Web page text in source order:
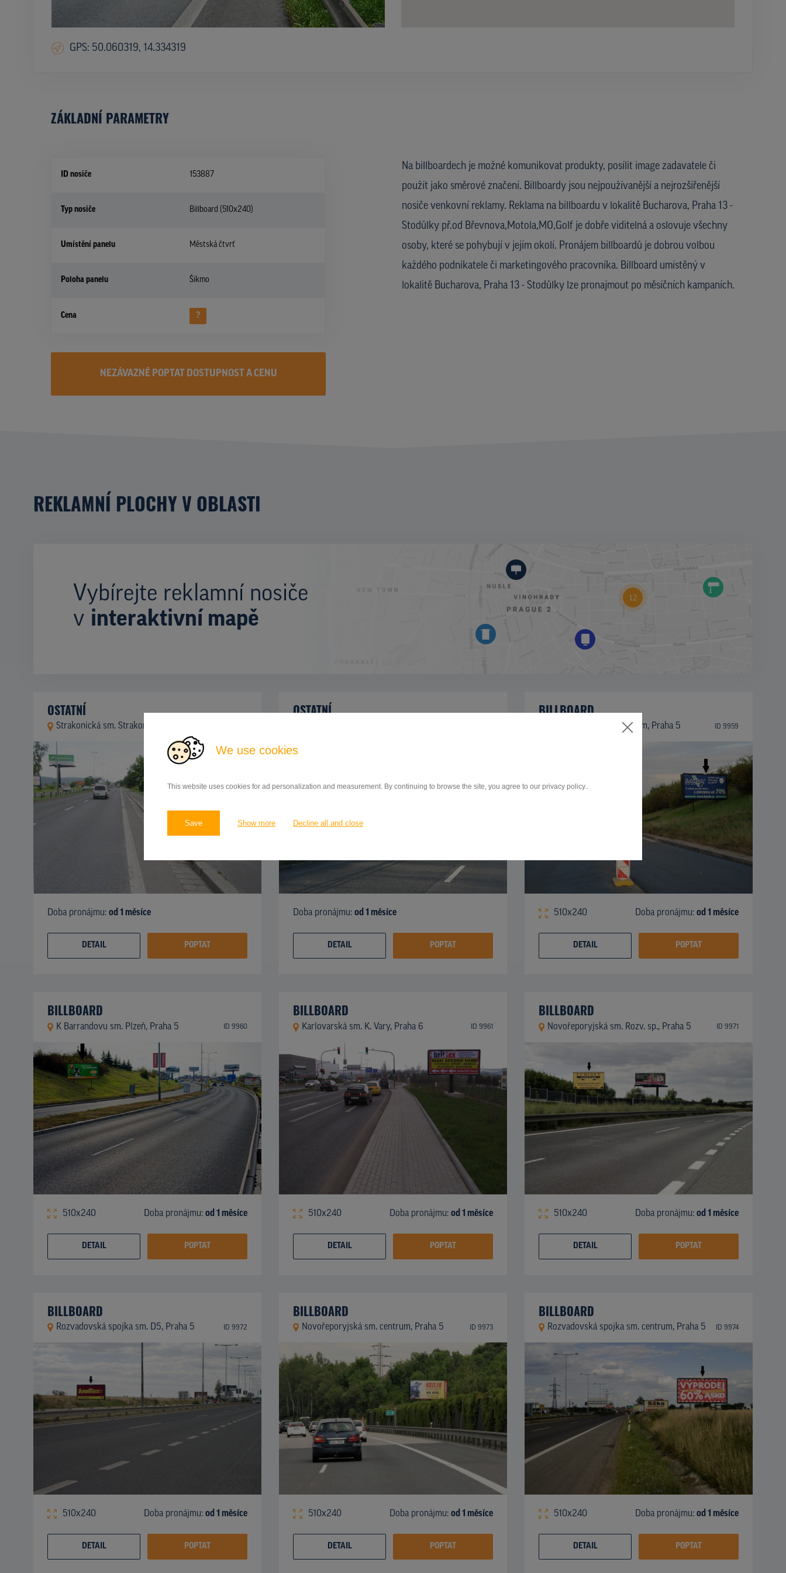
We use cookies
This website uses cookies for ad personalization and measurement. By continuing to browse the site, you agree to our privacy policy..
Save Show more Decline all and close
GPS: 50.060319, 14.334319
ZÁKLADNÍ PARAMETRY
ID nosiče 153887
Typ nosiče Billboard (510x240)
Umístění panelu Městská čtvrť
Poloha panelu Šikmo
Cena ?
Na billboardech je možné komunikovat produkty, posílit image zadavatele či
použít jako směrové značení. Billboardy jsou nejpoužívanější a nejrozšířenější
nosiče venkovní reklamy. Reklama na billboardu v lokalitě Bucharova, Praha 13 -
Stodůlky př.od Břevnova,Motola,MO,Golf je dobře viditelná a oslovuje všechny
osoby, které se pohybují v jejím okolí. Pronájem billboardů je dobrou volbou
každého podnikatele či marketingového pracovníka. Billboard umístěný v
lokalitě Bucharova, Praha 13 - Stodůlky lze pronajmout po měsíčních kampaních.
NEZÁVAZNĚ POPTAT DOSTUPNOST A CENU
REKLAMNÍ PLOCHY V OBLASTI
Vybírejte reklamní nosiče
v interaktivní mapě
OSTATNÍ
Strakonická sm. Strakonice, Praha 5
Doba pronájmu: od 1 měsíce
DETAIL POPTAT
OSTATNÍ
Doba pronájmu: od 1 měsíce
DETAIL POPTAT
BILLBOARD
K Barrandovu sm. centrum, Praha 5 ID 9959
510x240 Doba pronájmu: od 1 měsíce
DETAIL POPTAT
BILLBOARD
K Barrandovu sm. Plzeň, Praha 5 ID 9960
510x240 Doba pronájmu: od 1 měsíce
DETAIL POPTAT
BILLBOARD
Karlovarská sm. K. Vary, Praha 6 ID 9961
510x240 Doba pronájmu: od 1 měsíce
DETAIL POPTAT
BILLBOARD
Novořeporyjská sm. Rozv. sp., Praha 5 ID 9971
510x240 Doba pronájmu: od 1 měsíce
DETAIL POPTAT
BILLBOARD
Rozvadovská spojka sm. D5, Praha 5 ID 9972
510x240 Doba pronájmu: od 1 měsíce
DETAIL POPTAT
BILLBOARD
Novořeporyjská sm. centrum, Praha 5 ID 9973
510x240 Doba pronájmu: od 1 měsíce
DETAIL POPTAT
BILLBOARD
Rozvadovská spojka sm. centrum, Praha 5 ID 9974
510x240 Doba pronájmu: od 1 měsíce
DETAIL POPTAT